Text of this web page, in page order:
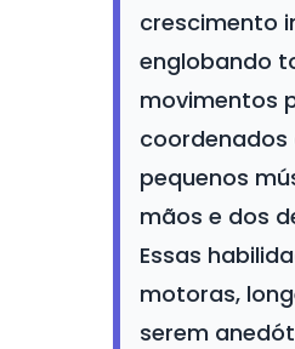
crescimento
englobando
movimentos
coordenados
pequenos
mãos e dos
Essas
motoras,
serem